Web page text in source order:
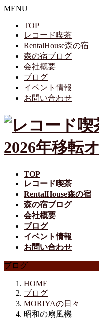
MENU
TOP
レコード喫茶
RentalHouse森の宿
森の宿ブログ
会社概要
ブログ
イベント情報
お問い合わせ
TOP
レコード喫茶
RentalHouse森の宿
森の宿ブログ
会社概要
ブログ
イベント情報
お問い合わせ
ブログ
HOME
ブログ
MORIYAの日々
昭和の扇風機